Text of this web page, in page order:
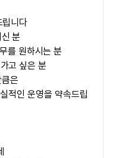
립니다
분
를 원하시는 분
고 싶은 분
은
적인 운영을 약속드립